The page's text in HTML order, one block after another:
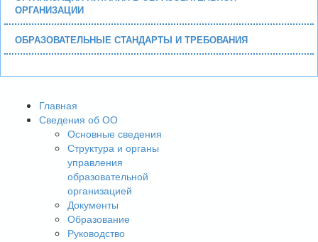
ОРГАНИЗАЦИИ
ОБРАЗОВАТЕЛЬНЫЕ СТАНДАРТЫ И ТРЕБОВАНИЯ
Главная
Сведения об ОО
Основные сведения
Структура и органы
управления
образовательной
организацией
Документы
Образование
Руководство